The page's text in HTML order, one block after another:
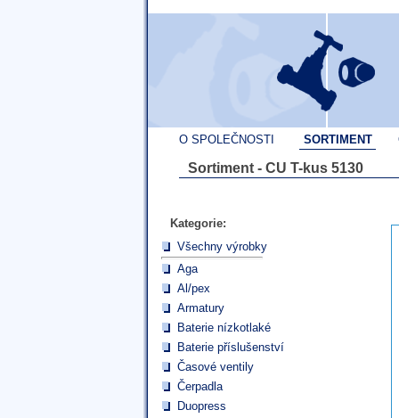
O SPOLEČNOSTI SORTIMENT
Sortiment - CU T-kus 5130
Kategorie:
Všechny výrobky
Aga
Al/pex
Armatury
Baterie nízkotlaké
Baterie příslušenství
Časové ventily
Čerpadla
Duopress